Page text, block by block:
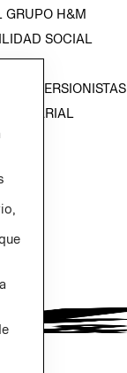
GRUPO H&M
SOCIAL
INVERSIONISTAS